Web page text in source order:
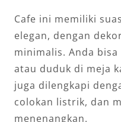
Cafe ini memiliki
elegan, dengan
minimalis. Anda
atau duduk di meja
juga dilengkapi
colokan listrik, dan
menenangkan.